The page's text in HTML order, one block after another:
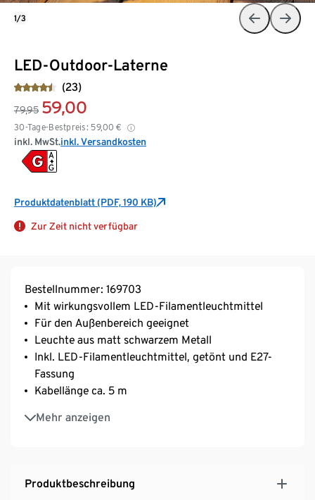
LED-Outdoor-Laterne
(23)
79,95 59,00
30-Tage-Bestpreis: 59,00 €
inkl. MwSt.inkl. Versandkosten
Produktdatenblatt (PDF, 190 KB)
Zur Zeit nicht verfügbar
1/3
Bestellnummer: 169703
Mit wirkungsvollem LED-Filamentleuchtmittel
Für den Außenbereich geeignet
Leuchte aus matt schwarzem Metall
Inkl. LED-Filamentleuchtmittel, getönt und E27-
Fassung
Kabellänge ca. 5 m
Mehr anzeigen
Bodenschonende Silikonfüße
Unterseite der Leuchte lässt sich für
Produktbeschreibung